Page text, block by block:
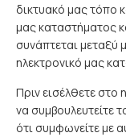
δικτυακό μας τόπο
μας καταστήματος
συνάπτεται μεταξύ
ηλεκτρονικό μας
Πριν εισέλθετε στο
να συμβουλευτείτε
ότι συμφωνείτε με